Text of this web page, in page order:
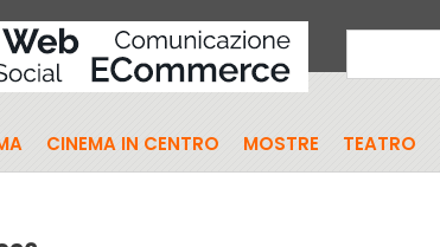
CINEMA IN CENTRO MOSTRE TEATRO